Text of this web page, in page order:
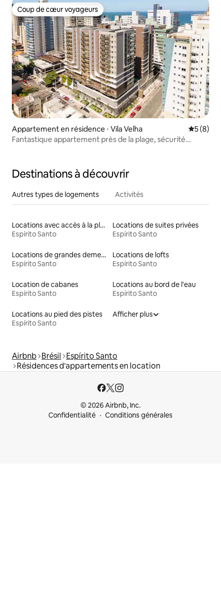
Coup de cœur voyageurs
Coup de cœur voyageurs
Appartement en résidence ⋅ Vila Velha
5 (8)
Fantastique appartement près de la plage, sécurité
Destinations à découvrir
Autres types de logements Activités
Locations avec accès à la plage
Espírito Santo
Locations de suites privées
Espírito Santo
Locations de grandes demeures
Espírito Santo
Locations de lofts
Espírito Santo
Location de cabanes
Espírito Santo
Locations au bord de l'eau
Espírito Santo
Locations au pied des pistes
Espírito Santo
Afficher plus
Airbnb Brésil Espírito Santo
Résidences d'appartements en location
© 2026 Airbnb, Inc.
Confidentialité
Conditions générales